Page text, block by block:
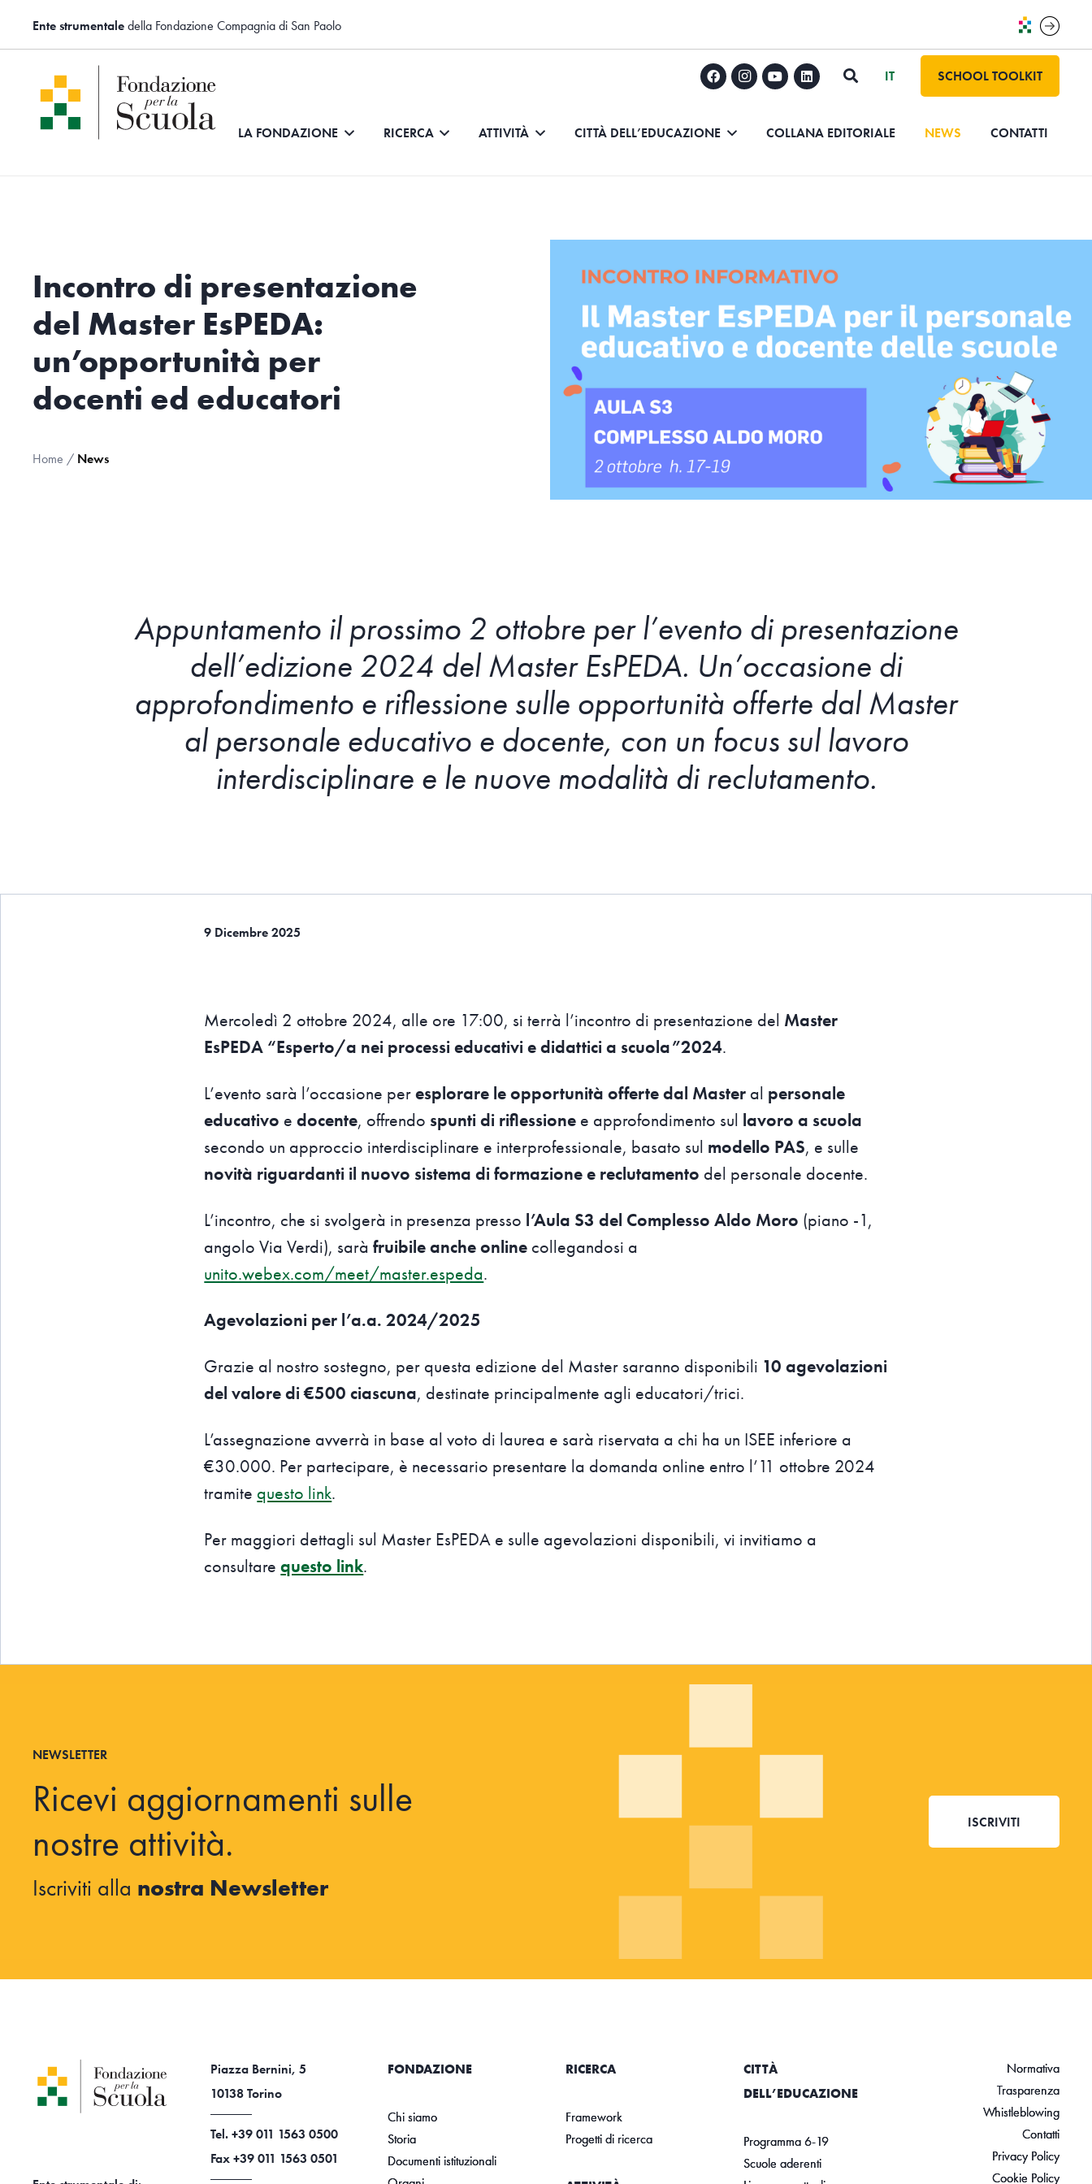
Ente strumentaledella Fondazione Compagnia di San Paolo
SCHOOL TOOLKIT
LA FONDAZIONE RICERCA ATTIVITÀ CITTÀ DELL’EDUCAZIONE COLLANA EDITORIALE NEWS CONTATTI
Incontro di presentazione
del Master EsPEDA:
un’opportunità per
docenti ed educatori
Home / News
Appuntamento il prossimo 2 ottobre per l’evento di presentazione
dell’edizione 2024 del Master EsPEDA. Un’occasione di
approfondimento e riflessione sulle opportunità offerte dal Master
al personale educativo e docente, con un focus sul lavoro
interdisciplinare e le nuove modalità di reclutamento.
9 Dicembre 2025
Mercoledì 2 ottobre 2024, alle ore 17:00, si terrà l’incontro di presentazione del Master
EsPEDA “Esperto/a nei processi educativi e didattici a scuola”2024.
L’evento sarà l’occasione peresplorare le opportunità offerte dal Master al personale
educativo edocente, offrendospunti di riflessione e approfondimento sul lavoro a scuola
secondo un approccio interdisciplinare e interprofessionale, basato sul modello PAS, e sulle
novità riguardanti il nuovo sistema di formazione e reclutamento del personale docente.
L’incontro, che si svolgerà in presenza presso l’Aula S3 del Complesso Aldo Moro (piano -1,
angolo Via Verdi), saràfruibile anche online collegandosi a
unito.webex.com/meet/master.espeda.
Agevolazioni per l’a.a. 2024/2025
Grazie al nostro sostegno, per questa edizione del Master saranno disponibili 10 agevolazioni
del valore di €500 ciascuna, destinate principalmente agli educatori/trici.
L’assegnazione avverrà in base al voto di laurea e sarà riservata a chi ha un ISEE inferiore a
€30.000. Per partecipare, è necessario presentare la domanda online entro l’11 ottobre 2024
tramite questo link.
Per maggiori dettagli sul Master EsPEDA e sulle agevolazioni disponibili, vi invitiamo a
consultarequesto link.
NEWSLETTER
Ricevi aggiornamenti sulle
nostre attività.
Iscriviti alla nostra Newsletter
ISCRIVITI
Piazza Bernini, 5
10138 Torino
Tel. +39 011 1563 0500
Fax +39 011 1563 0501
FONDAZIONE
Chi siamo
Storia
Documenti istituzionali
RICERCA
Framework
Progetti di ricerca
CITTÀ
DELL’EDUCAZIONE
Programma 6-19
Scuole aderenti
Normativa
Trasparenza
Whistleblowing
Contatti
Privacy Policy
Cookie Policy